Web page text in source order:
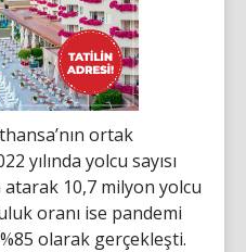
ortak
yılında yolcu sayısı
atarak 10,7 milyon yolcu
oranı ise pandemi
olarak gerçekleşti.